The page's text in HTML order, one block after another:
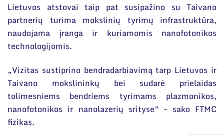
Lietuvos atstovai taip pat susipažino su Taivano
partnerių turima mokslinių tyrimų infrastruktūra,
naudojama įranga ir kuriamomis nanofotonikos
technologijomis.
„Vizitas sustiprino bendradarbiavimą tarp Lietuvos ir
Taivano mokslininkų bei sudarė prielaidas
tolimesniems bendriems tyrimams plazmonikos,
nanofotonikos ir nanolazerių srityse“ – sako FTMC
fizikas.